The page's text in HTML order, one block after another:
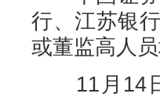
行、江苏银
或董监高人
11月14日